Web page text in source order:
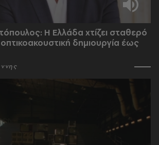
Η Ελλάδα χτίζει σταθερό
οπτικοακουστική δημιουργία έως